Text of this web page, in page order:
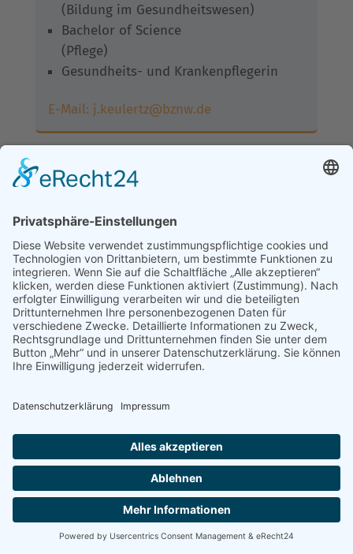
(Bildung im Gesundheitswesen)
Bachelor of Science
(Pflege)
Gesundheits- und Krankenpflegerin
E-Mail: j.keulertz@bznw.de
Melanie Klosowski
Ausbildung
Master of Arts
(Berufspädagogik Pflege und
Gesundheit)